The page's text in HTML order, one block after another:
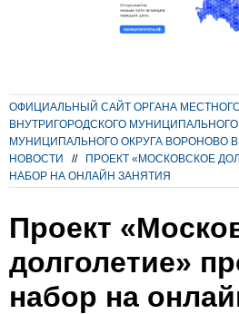
ОФИЦИАЛЬНЫЙ САЙТ ОРГАНА
ВНУТРИГОРОДСКОГО
МУНИЦИПАЛЬНОГО ОКРУГА ВОРОНОВО
НОВОСТИ
//
ПРОЕКТ «МОСКОВСКОЕ
НАБОР НА ОНЛАЙН ЗАНЯТИЯ
Проект
долголетие»
набор на